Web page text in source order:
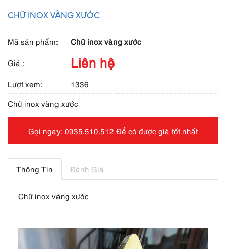
CHỮ INOX VÀNG XƯỚC
Mã sản phẩm: Chữ inox vàng xước
Giá : Liên hệ
Lượt xem:
1336
Chữ inox vàng xước
Gọi ngay: 0935.510.512 Để có được giá tốt nhất
Thông Tin Đánh Giá
Chữ inox vàng xước